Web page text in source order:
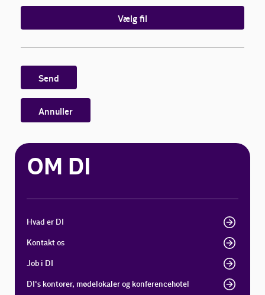
Vælg fil
Send
Annuller
OM DI
Hvad er DI
Kontakt os
Job i DI
DI's kontorer, mødelokaler og konferencehotel